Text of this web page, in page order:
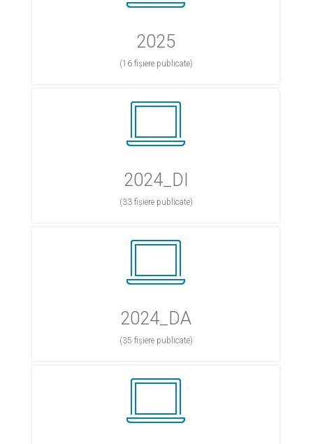
2025
(16 fișiere publicate)
2024_DI
(33 fișiere publicate)
2024_DA
(35 fișiere publicate)